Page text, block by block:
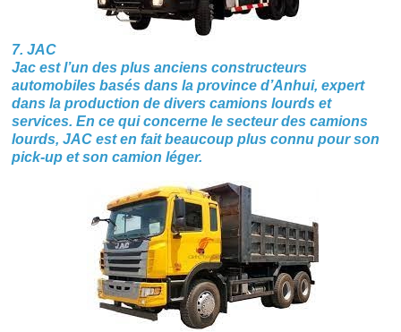
7. JAC
Jac est l’un des plus anciens constructeurs
automobiles basés dans la province d’Anhui, expert
dans la production de divers camions lourds et
services. En ce qui concerne le secteur des camions
lourds, JAC est en fait beaucoup plus connu pour son
pick-up et son camion léger.